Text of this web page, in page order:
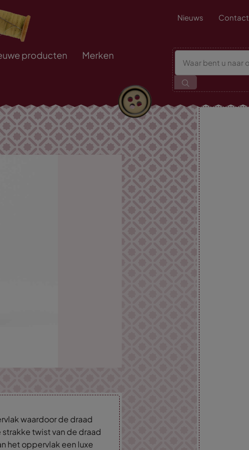
Nieuws Contact
producten Merken
waardoor de draad
twist van de draad
het oppervlak een luxe